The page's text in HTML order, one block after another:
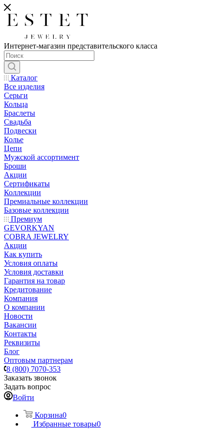
Интернет-магазин представительского класса
Каталог
Все изделия
Серьги
Кольца
Браслеты
Свадьба
Подвески
Колье
Цепи
Мужской ассортимент
Броши
Акции
Сертификаты
Коллекции
Премиальные коллекции
Базовые коллекции
Премиум
GEVORKYAN
COBRA JEWELRY
Акции
Как купить
Условия оплаты
Условия доставки
Гарантия на товар
Кредитование
Компания
О компании
Новости
Вакансии
Контакты
Реквизиты
Блог
Оптовым партнерам
8 (800) 7070-353
Заказать звонок
Задать вопрос
Войти
Корзина0
Избранные товары0